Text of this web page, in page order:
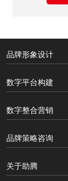
品牌形象设计
数字平台构建
数字整合营销
品牌策略咨询
关于助腾